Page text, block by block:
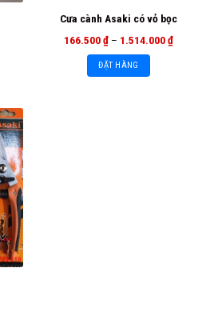
Cưa cành Asaki có vỏ bọc
166.500₫ – 1.514.000₫
ĐẶT HÀNG